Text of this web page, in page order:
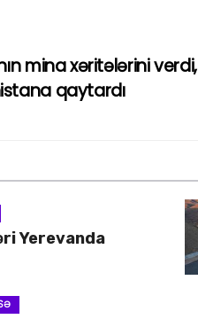
mina xəritələrini verdi,
qaytardı
Yerevanda